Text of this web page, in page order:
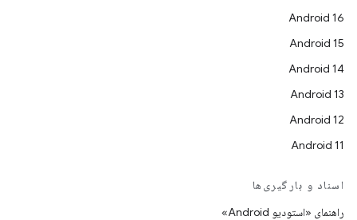
Android 16
Android 15
Android 14
Android 13
Android 12
Android 11
اسناد و بارگیری‌ها
راهنمای «استودیو Android»